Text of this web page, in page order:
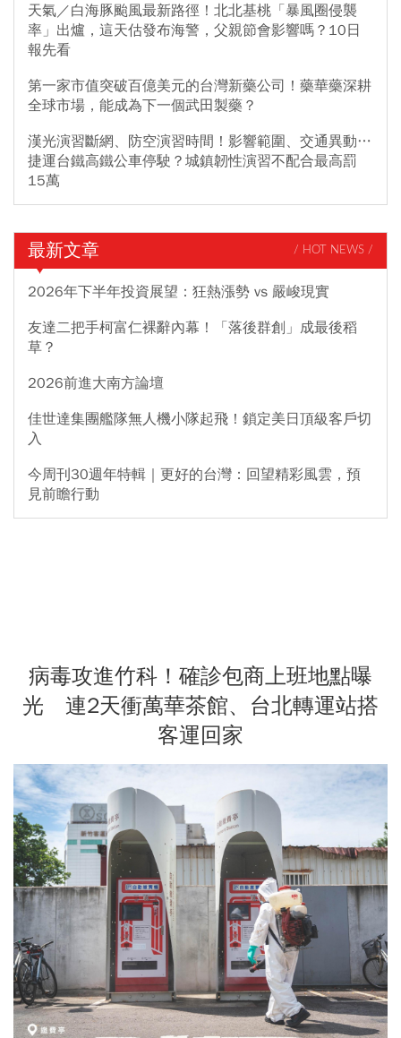
天氣／白海豚颱風最新路徑！北北基桃「暴風圈侵襲
率」出爐，這天估發布海警，父親節會影響嗎？10日
報先看
第一家市值突破百億美元的台灣新藥公司！藥華藥深耕
全球市場，能成為下一個武田製藥？
漢光演習斷網、防空演習時間！影響範圍、交通異動…
捷運台鐵高鐵公車停駛？城鎮韌性演習不配合最高罰
15萬
最新文章 / HOT NEWS /
2026年下半年投資展望：狂熱漲勢 vs 嚴峻現實
友達二把手柯富仁裸辭內幕！「落後群創」成最後稻
草？
2026前進大南方論壇
佳世達集團艦隊無人機小隊起飛！鎖定美日頂級客戶切
入
今周刊30週年特輯｜更好的台灣：回望精彩風雲，預
見前瞻行動
病毒攻進竹科！確診包商上班地點曝
光 連2天衝萬華茶館、台北轉運站搭
客運回家